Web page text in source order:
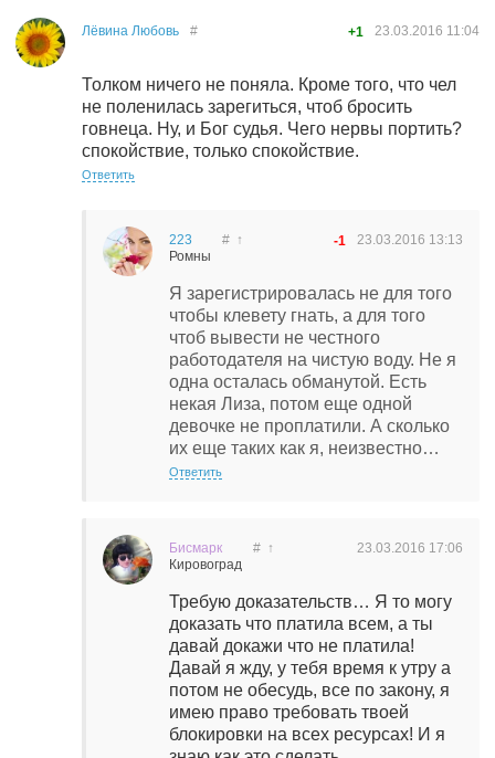
Лёвина Любовь 23.03.2016 11:04
# +1
Толком ничего не поняла. Кроме того, что чел
не поленилась зарегиться, чтоб бросить
говнеца. Ну, и Бог судья. Чего нервы портить?
спокойствие, только спокойствие.
Ответить
223
Ромны
23.03.2016 13:13
# ↑ -1
Я зарегистрировалась не для того
чтобы клевету гнать, а для того
чтоб вывести не честного
работодателя на чистую воду. Не я
одна осталась обманутой. Есть
некая Лиза, потом еще одной
девочке не проплатили. А сколько
их еще таких как я, неизвестно…
Ответить
Бисмарк
Кировоград
23.03.2016 17:06
# ↑
Требую доказательств… Я то могу
доказать что платила всем, а ты
давай докажи что не платила!
Давай я жду, у тебя время к утру а
потом не обесудь, все по закону, я
имею право требовать твоей
блокировки на всех ресурсах! И я